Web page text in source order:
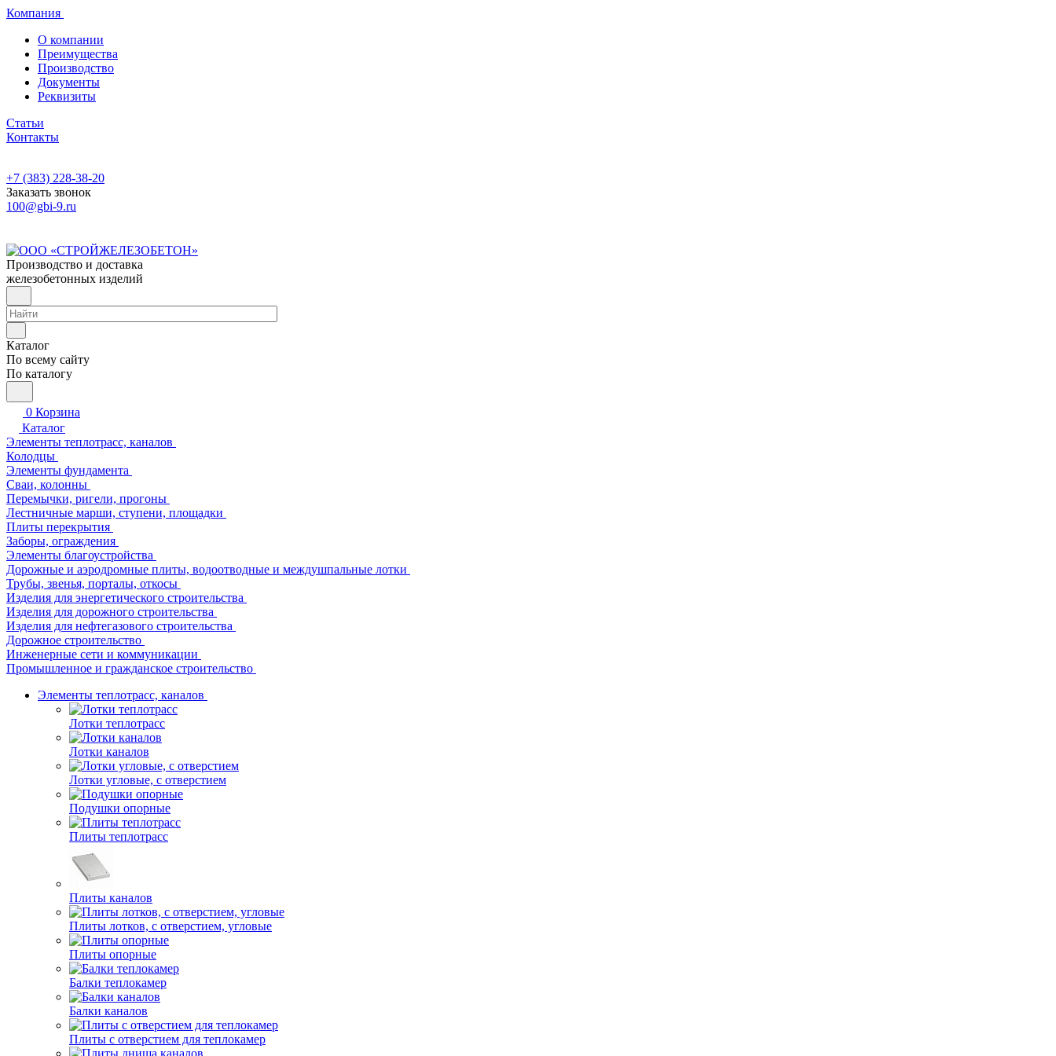
Компания
О компании
Преимущества
Производство
Документы
Реквизиты
Статьи
Контакты
+7 (383) 228-38-20
Заказать звонок
100@gbi-9.ru
Производство и доставка
железобетонных изделий
Каталог
По всему сайту
По каталогу
0 Корзина
Каталог
Элементы теплотрасс, каналов
Колодцы
Элементы фундамента
Сваи, колонны
Перемычки, ригели, прогоны
Лестничные марши, ступени, площадки
Плиты перекрытия
Заборы, ограждения
Элементы благоустройства
Дорожные и аэродромные плиты, водоотводные и междушпальные лотки
Трубы, звенья, порталы, откосы
Изделия для энергетического строительства
Изделия для дорожного строительства
Изделия для нефтегазового строительства
Дорожное строительство
Инженерные сети и коммуникации
Промышленное и гражданское строительство
Элементы теплотрасс, каналов
Лотки теплотрасс
Лотки каналов
Лотки угловые, с отверстием
Подушки опорные
Плиты теплотрасс
Плиты каналов
Плиты лотков, с отверстием, угловые
Плиты опорные
Балки теплокамер
Балки каналов
Плиты с отверстием для теплокамер